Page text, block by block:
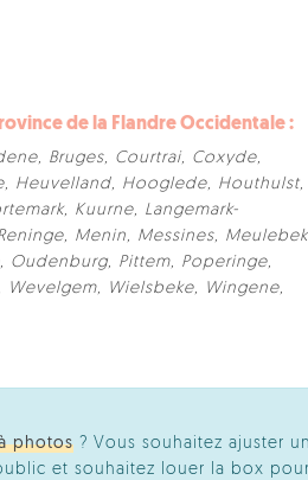
de la Flandre Occidentale :
, Bruges, Courtrai, Coxyde,
, Heuvelland, Hooglede, Houthulst,
, Kuurne, Langemark-
, Menin, Messines,
, Oudenburg, Pittem, Poperinge,
Wevelgem, Wielsbeke, Wingene,
photos ? Vous souhaitez ajuster
et souhaitez louer la box